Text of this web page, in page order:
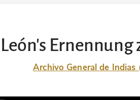
Archivo General de Indias